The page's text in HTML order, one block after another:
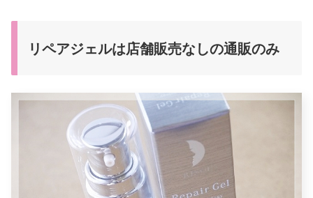
リペアジェルは店舗販売なしの通販のみ